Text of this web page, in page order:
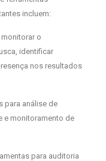
incluem:
monitorar o
identificar
nos resultados
para análise de
e monitoramento de
para auditoria